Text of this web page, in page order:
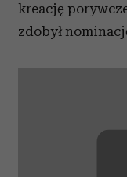
kreację
zdobył